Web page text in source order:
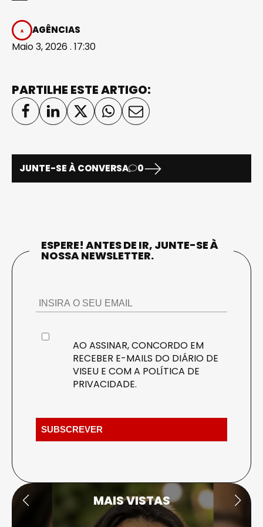
AGÊNCIAS
Maio 3, 2026 . 17:30
PARTILHE ESTE ARTIGO:
JUNTE-SE À CONVERSA 0
ESPERE! ANTES DE IR, JUNTE-SE À
NOSSA NEWSLETTER.
AO ASSINAR, CONCORDO EM
RECEBER E-MAILS DO DIÁRIO DE
VISEU E COM A POLÍTICA DE
PRIVACIDADE.
MAIS VISTAS